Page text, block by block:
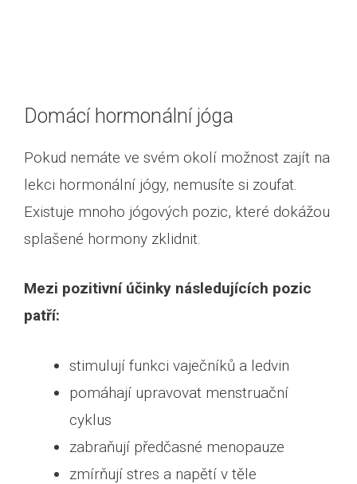
Domácí hormonální jóga
Pokud nemáte ve svém okolí možnost zajít na
lekci hormonální jógy, nemusíte si zoufat.
Existuje mnoho jógových pozic, které dokážou
splašené hormony zklidnit.
Mezi pozitivní účinky následujících pozic
patří:
stimulují funkci vaječníků a ledvin
pomáhají upravovat menstruační
cyklus
zabraňují předčasné menopauze
zmírňují stres a napětí v těle